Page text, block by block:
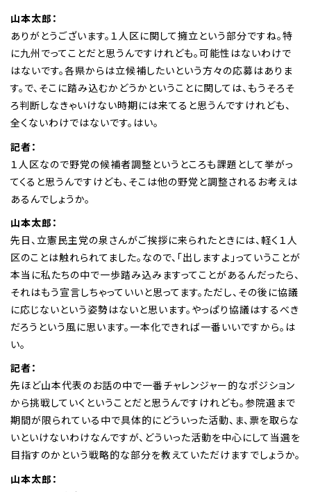
山本太郎：
ありがとうございます。１人区に関して擁立という部分ですね。特
に九州でってことだと思うんですけれども。可能性はないわけで
はないです。各県からは立候補したいという方々の応募はありま
す。で、そこに踏み込むかどうかということに関しては、もうそろそ
ろ判断しなきゃいけない時期には来てると思うんですけれども、
全くないわけではないです。はい。
記者：
１人区なので野党の候補者調整というところも課題として挙がっ
てくると思うんですけども、そこは他の野党と調整されるお考えは
あるんでしょうか。
山本太郎：
先日、立憲民主党の泉さんがご挨拶に来られたときには、軽く１人
区のことは触れられてました。なので、「出しますよ」っていうことが
本当に私たちの中で一歩踏み込みますってことがあるんだったら、
それはもう宣言しちゃっていいと思ってます。ただし、その後に協議
に応じないという姿勢はないと思います。やっぱり協議はするべき
だろうという風に思います。一本化できれば一番いいですから。は
い。
記者：
先ほど山本代表のお話の中で一番チャレンジャー的なポジション
から挑戦していくということだと思うんですけれども。参院選まで
期間が限られている中で具体的にどういった活動、ま、票を取らな
いといけないわけなんですが、どういった活動を中心にして当選を
目指すのかという戦略的な部分を教えていただけますでしょうか。
山本太郎：